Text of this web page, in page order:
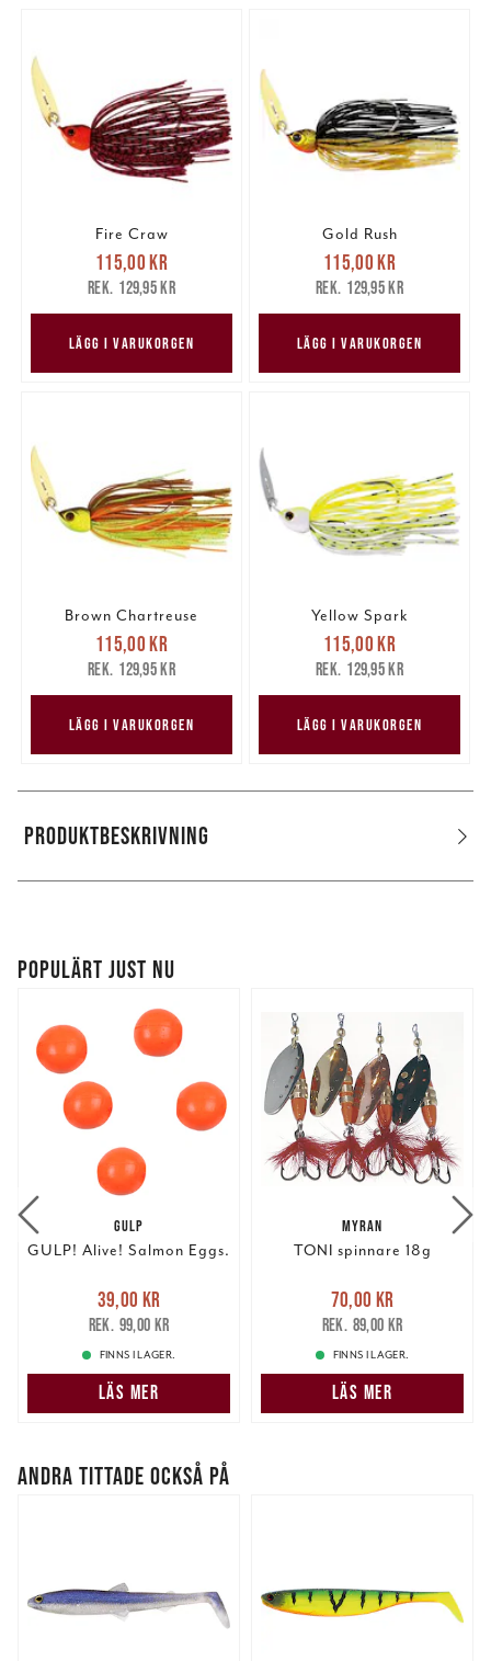
Fire Craw
Nuvarande pris
115,00 krTidigare pris
129,95 kr
115,00 kr
129,95 kr
LÄGG I VARUKORGEN
Gold Rush
Nuvarande pris
115,00 krTidigare pris
129,95 kr
115,00 kr
129,95 kr
LÄGG I VARUKORGEN
Brown Chartreuse
Nuvarande pris
115,00 krTidigare pris
129,95 kr
115,00 kr
129,95 kr
LÄGG I VARUKORGEN
Yellow Spark
Nuvarande pris
115,00 krTidigare pris
129,95 kr
115,00 kr
129,95 kr
LÄGG I VARUKORGEN
PRODUKTBESKRIVNING
POPULÄRT JUST NU
GULP
GULP! Alive! Salmon Eggs.
Nuvarande pris
39,00 krTidigare pris
99,00 kr
39,00 kr
99,00 kr
FINNS I LAGER.
LÄS MER
MYRAN
TONI spinnare 18g
Nuvarande pris
70,00 krTidigare pris
89,00 kr
70,00 kr
89,00 kr
FINNS I LAGER.
LÄS MER
ANDRA TITTADE OCKSÅ PÅ